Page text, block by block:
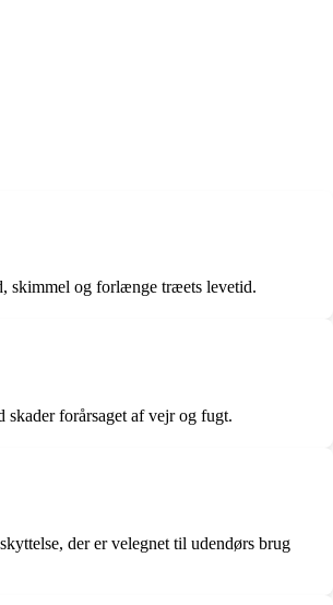
skimmel og forlænge træets levetid.
forårsaget af vejr og fugt.
der er velegnet til udendørs brug